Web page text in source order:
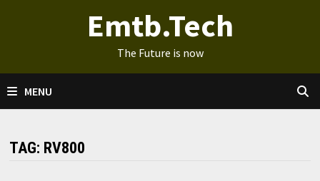
Emtb.Tech
The Future is now
MENU
TAG: RV800